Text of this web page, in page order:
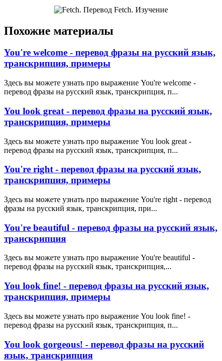
Похожие материалы
You're welcome - перевод фразы на русский язык,
транскрипция, примеры
Здесь вы можете узнать про выражение You're welcome -
перевод фразы на русский язык, транскрипция, п...
You look great - перевод фразы на русский язык,
транскрипция, примеры
Здесь вы можете узнать про выражение You look great -
перевод фразы на русский язык, транскрипция, п...
You're right - перевод фразы на русский язык,
транскрипция, примеры
Здесь вы можете узнать про выражение You're right - перевод
фразы на русский язык, транскрипция, при...
You're beautiful - перевод фразы на русский язык,
транскрипция
Здесь вы можете узнать про выражение You're beautiful -
перевод фразы на русский язык, транскрипция,...
You look fine! - перевод фразы на русский язык,
транскрипция, примеры
Здесь вы можете узнать про выражение You look fine! -
перевод фразы на русский язык, транскрипция, п...
You look gorgeous! - перевод фразы на русский
язык, транскрипция